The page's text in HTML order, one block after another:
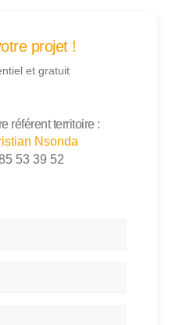
projet !
et gratuit
référent territoire :
Nsonda
53 39 52